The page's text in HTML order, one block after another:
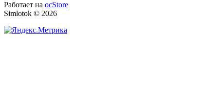
Работает на ocStore
Simlotok © 2026